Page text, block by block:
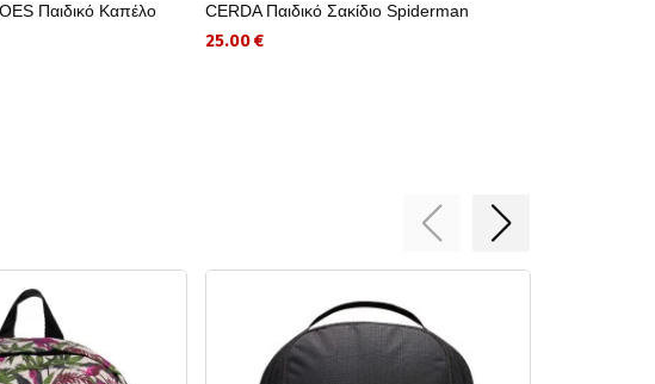
Παιδικό Καπέλο
CERDA Παιδικό Σακίδιο Spiderman
25.00 €